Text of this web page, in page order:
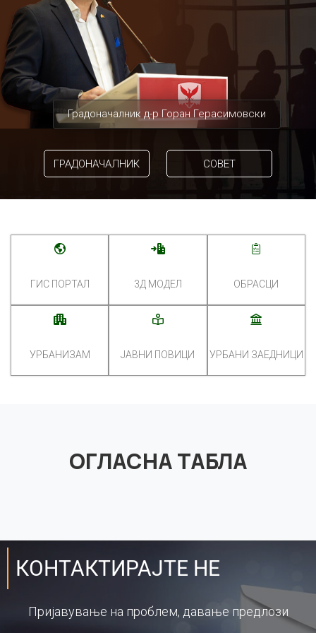
Градоначалник д-р Горан Герасимовски
ГРАДОНАЧАЛНИК СОВЕТ
ГИС ПОРТАЛ 3Д МОДЕЛ ОБРАСЦИ
УРБАНИЗАМ ЈАВНИ ПОВИЦИ УРБАНИ ЗАЕДНИЦИ
ОГЛАСНА ТАБЛА
КОНТАКТИРАЈТЕ НЕ
Пријавување на проблем, давање предлози